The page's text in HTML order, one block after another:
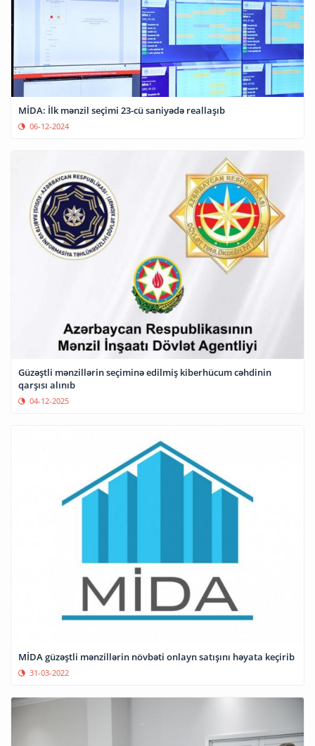
MİDA: İlk mənzil seçimi 23-cü saniyədə reallaşıb
06-12-2024
Güzəştli mənzillərin seçiminə edilmiş kiberhücum cəhdinin
qarşısı alınıb
04-12-2025
MİDA güzəştli mənzillərin növbəti onlayn satışını həyata keçirib
31-03-2022